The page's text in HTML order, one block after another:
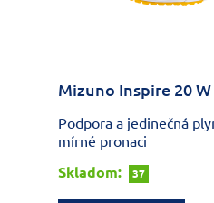
Mizuno Inspire 20 W
Podpora a jedinečná
mírné pronaci
Skladom:
37